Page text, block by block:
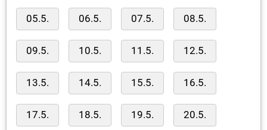
05.5. 06.5. 07.5. 08.5.
09.5. 10.5. 11.5. 12.5.
13.5. 14.5. 15.5. 16.5.
17.5. 18.5. 19.5. 20.5.